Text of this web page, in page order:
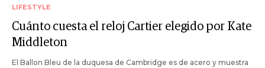
LIFESTYLE
Cuánto cuesta el reloj Cartier elegido por Kate
Middleton
El Ballon Bleu de la duquesa de Cambridge es de acero y muestra